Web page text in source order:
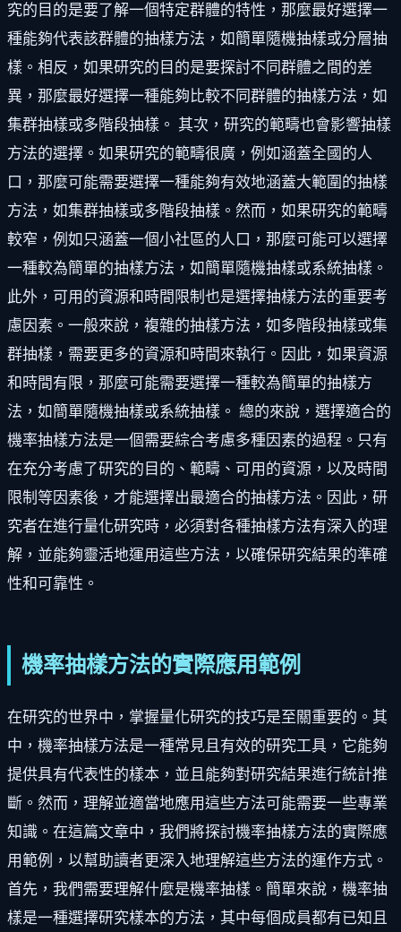
究的目的是要了解一個特定群體的特性，那麼最好選擇一
種能夠代表該群體的抽樣方法，如簡單隨機抽樣或分層抽
樣。相反，如果研究的目的是要探討不同群體之間的差
異，那麼最好選擇一種能夠比較不同群體的抽樣方法，如
集群抽樣或多階段抽樣。 其次，研究的範疇也會影響抽樣
方法的選擇。如果研究的範疇很廣，例如涵蓋全國的人
口，那麼可能需要選擇一種能夠有效地涵蓋大範圍的抽樣
方法，如集群抽樣或多階段抽樣。然而，如果研究的範疇
較窄，例如只涵蓋一個小社區的人口，那麼可能可以選擇
一種較為簡單的抽樣方法，如簡單隨機抽樣或系統抽樣。
此外，可用的資源和時間限制也是選擇抽樣方法的重要考
慮因素。一般來說，複雜的抽樣方法，如多階段抽樣或集
群抽樣，需要更多的資源和時間來執行。因此，如果資源
和時間有限，那麼可能需要選擇一種較為簡單的抽樣方
法，如簡單隨機抽樣或系統抽樣。 總的來說，選擇適合的
機率抽樣方法是一個需要綜合考慮多種因素的過程。只有
在充分考慮了研究的目的、範疇、可用的資源，以及時間
限制等因素後，才能選擇出最適合的抽樣方法。因此，研
究者在進行量化研究時，必須對各種抽樣方法有深入的理
解，並能夠靈活地運用這些方法，以確保研究結果的準確
性和可靠性。
機率抽樣方法的實際應用範例
在研究的世界中，掌握量化研究的技巧是至關重要的。其
中，機率抽樣方法是一種常見且有效的研究工具，它能夠
提供具有代表性的樣本，並且能夠對研究結果進行統計推
斷。然而，理解並適當地應用這些方法可能需要一些專業
知識。在這篇文章中，我們將探討機率抽樣方法的實際應
用範例，以幫助讀者更深入地理解這些方法的運作方式。
首先，我們需要理解什麼是機率抽樣。簡單來說，機率抽
樣是一種選擇研究樣本的方法，其中每個成員都有已知且